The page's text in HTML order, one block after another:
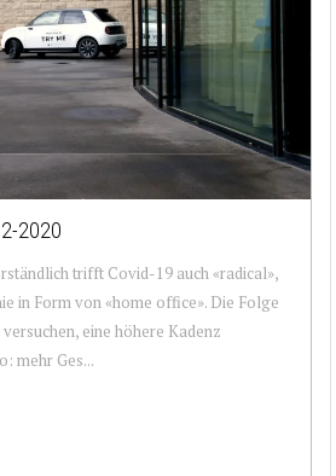
2020
trifft Covid-19 auch «radical»,
in Form von «home office». Die Folge
eine höhere Kadenz
mehr Ges...